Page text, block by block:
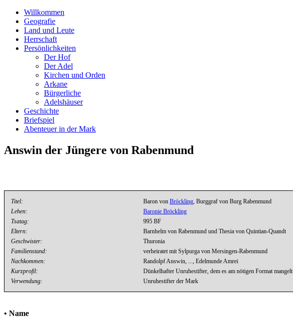
Willkommen
Geografie
Land und Leute
Herrschaft
Persönlichkeiten
Der Hof
Der Adel
Kirchen und Orden
Arkane
Bürgerliche
Adelshäuser
Geschichte
Briefspiel
Abenteuer in der Mark
Answin der Jüngere von Rabenmund
Titel: Baron von Bröckling , Burggraf von Burg Rabenmund
Lehen:
Baronie Bröckling
Tsatag:
995 BF
Eltern:
Barnhelm von Rabenmund und Thesia von Quintian-Quandt
Geschwister:
Thuronia
Familienstand:
verheiratet mit Sylpurga von Mersingen-Rabenmund
Nachkommen:
Randolpf Answin, ..., Edelmunde Amrei
Kurzprofil:
Dünkelhafter Unruhestifter, dem es am nötigen Format mangelt
Verwendung:
Unruhestifter der Mark
• Name